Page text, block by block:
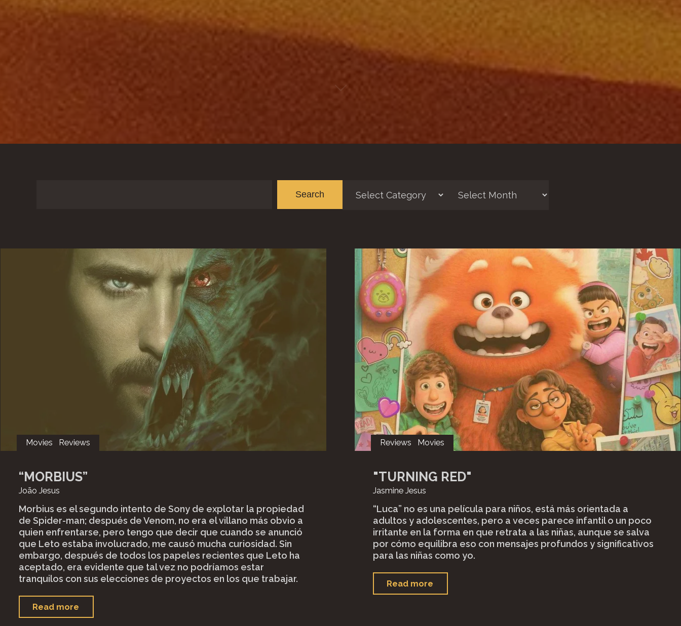
Search
Movies Reviews
“MORBIUS”
João Jesus
Morbius es el segundo intento de Sony de explotar la propiedad
de Spider-man; después de Venom, no era el villano más obvio a
quien enfrentarse, pero tengo que decir que cuando se anunció
que Leto estaba involucrado, me causó mucha curiosidad. Sin
embargo, después de todos los papeles recientes que Leto ha
aceptado, era evidente que tal vez no podríamos estar
tranquilos con sus elecciones de proyectos en los que trabajar.
Read more
Reviews Movies
"TURNING RED"
Jasmine Jesus
“Luca” no es una película para niños, está más orientada a
adultos y adolescentes, pero a veces parece infantil o un poco
irritante en la forma en que retrata a las niñas, aunque se salva
por cómo equilibra eso con mensajes profundos y significativos
para las niñas como yo.
Read more